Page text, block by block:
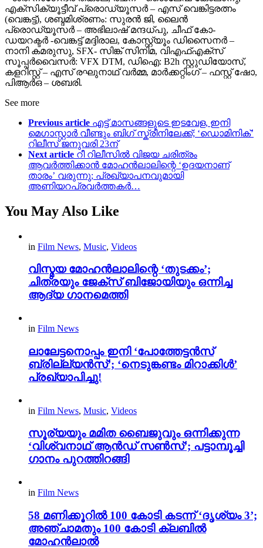
എക്സിക്യൂട്ടീവ് പ്രൊഡ്യൂസർ – എസ് വെങ്കിട്ടരത്നം
(വെങ്കട്ട്), ശബ്ദമിശ്രണം: സുരൻ ജി, ലൈൻ
പ്രൊഡ്യൂസർ – അഭിലാഷ് മന്ദധ്പു, ചീഫ് കോ-
ഡയറക്ടർ -വെങ്കട്ട് മദ്ദിരാല, കോസ്റ്റ്യൂം ഡിസൈനർ –
നാനി കമരുസു, SFX- സിങ്ക് സിനിമ, വിഎഫ്എക്സ്
സൂപ്പർവൈസർ: VFX DTM, ഡിഐ: B2h സ്റ്റുഡിയോസ്,
കളറിസ്റ്റ് – എസ് രഘുനാഥ് വർമ്മ, മാർക്കറ്റിംഗ് – ഫസ്റ്റ് ഷോ,
പിആർഒ – ശബരി.
See more
Previous article എട്ട് മാസങ്ങളുടെ ഇടവേള, ഇനി
മെഗാസ്റ്റാർ വീണ്ടും ബിഗ് സ്ക്രീനിലേക്ക്; ‘ഡൊമിനിക്’
റിലീസ് ജനുവരി 23ന്
Next article റീ റിലീസിൽ വിജയ ചരിത്രം
ആവർത്തിക്കാൻ മോഹൻലാലിന്റെ ‘ഉദയനാണ്
താരം’ വരുന്നു; പ്രഖ്യാപനവുമായി
അണിയറപ്രവർത്തകർ…
You May Also Like
in Film News, Music, Videos
വിസ്മയ മോഹൻലാലിന്റെ ‘തുടക്കം’;
ചിത്രയും ജേക്സ് ബിജോയിയും ഒന്നിച്ച
ആദ്യ ഗാനമെത്തി
in Film News
ലാലേട്ടനൊപ്പം ഇനി ‘പോത്തേട്ടൻസ്
ബ്രില്ല്യൻസ്’; ‘നെടുങ്കണ്ടം മിറാക്കിൾ’
പ്രഖ്യാപിച്ചു!
in Film News, Music, Videos
സൂര്യയും മമിത ബൈജുവും ഒന്നിക്കുന്ന
‘വിശ്വനാഥ് ആൻഡ് സൺസ്’; പട്ടാമ്പൂച്ചി
ഗാനം പുറത്തിറങ്ങി
in Film News
58 മണിക്കൂറിൽ 100 കോടി കടന്ന് ‘ദൃശ്യം 3’;
അഞ്ചാമതും 100 കോടി ക്ലബിൽ
മോഹൻലാൽ